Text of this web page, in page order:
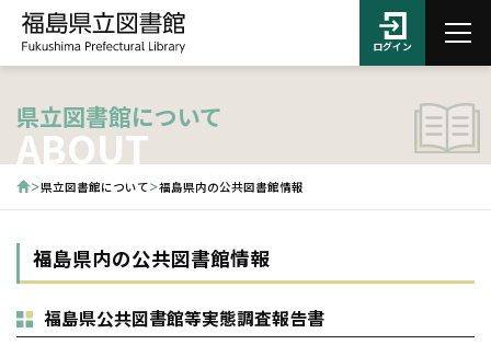
ログイン
県立図書館について
ABOUT
県立図書館について 福島県内の公共図書館情報
福島県内の公共図書館情報
福島県公共図書館等実態調査報告書